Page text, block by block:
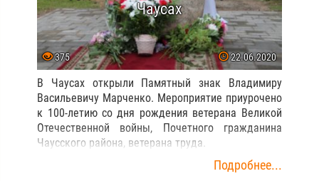
Чаусах
375 22.06.2020
В Чаусах открыли Памятный знак Владимиру
Васильевичу Марченко. Мероприятие приурочено
к 100-летию со дня рождения ветерана Великой
Отечественной войны, Почетного гражданина
Чаусского района, ветерана труда.
Подробнее...